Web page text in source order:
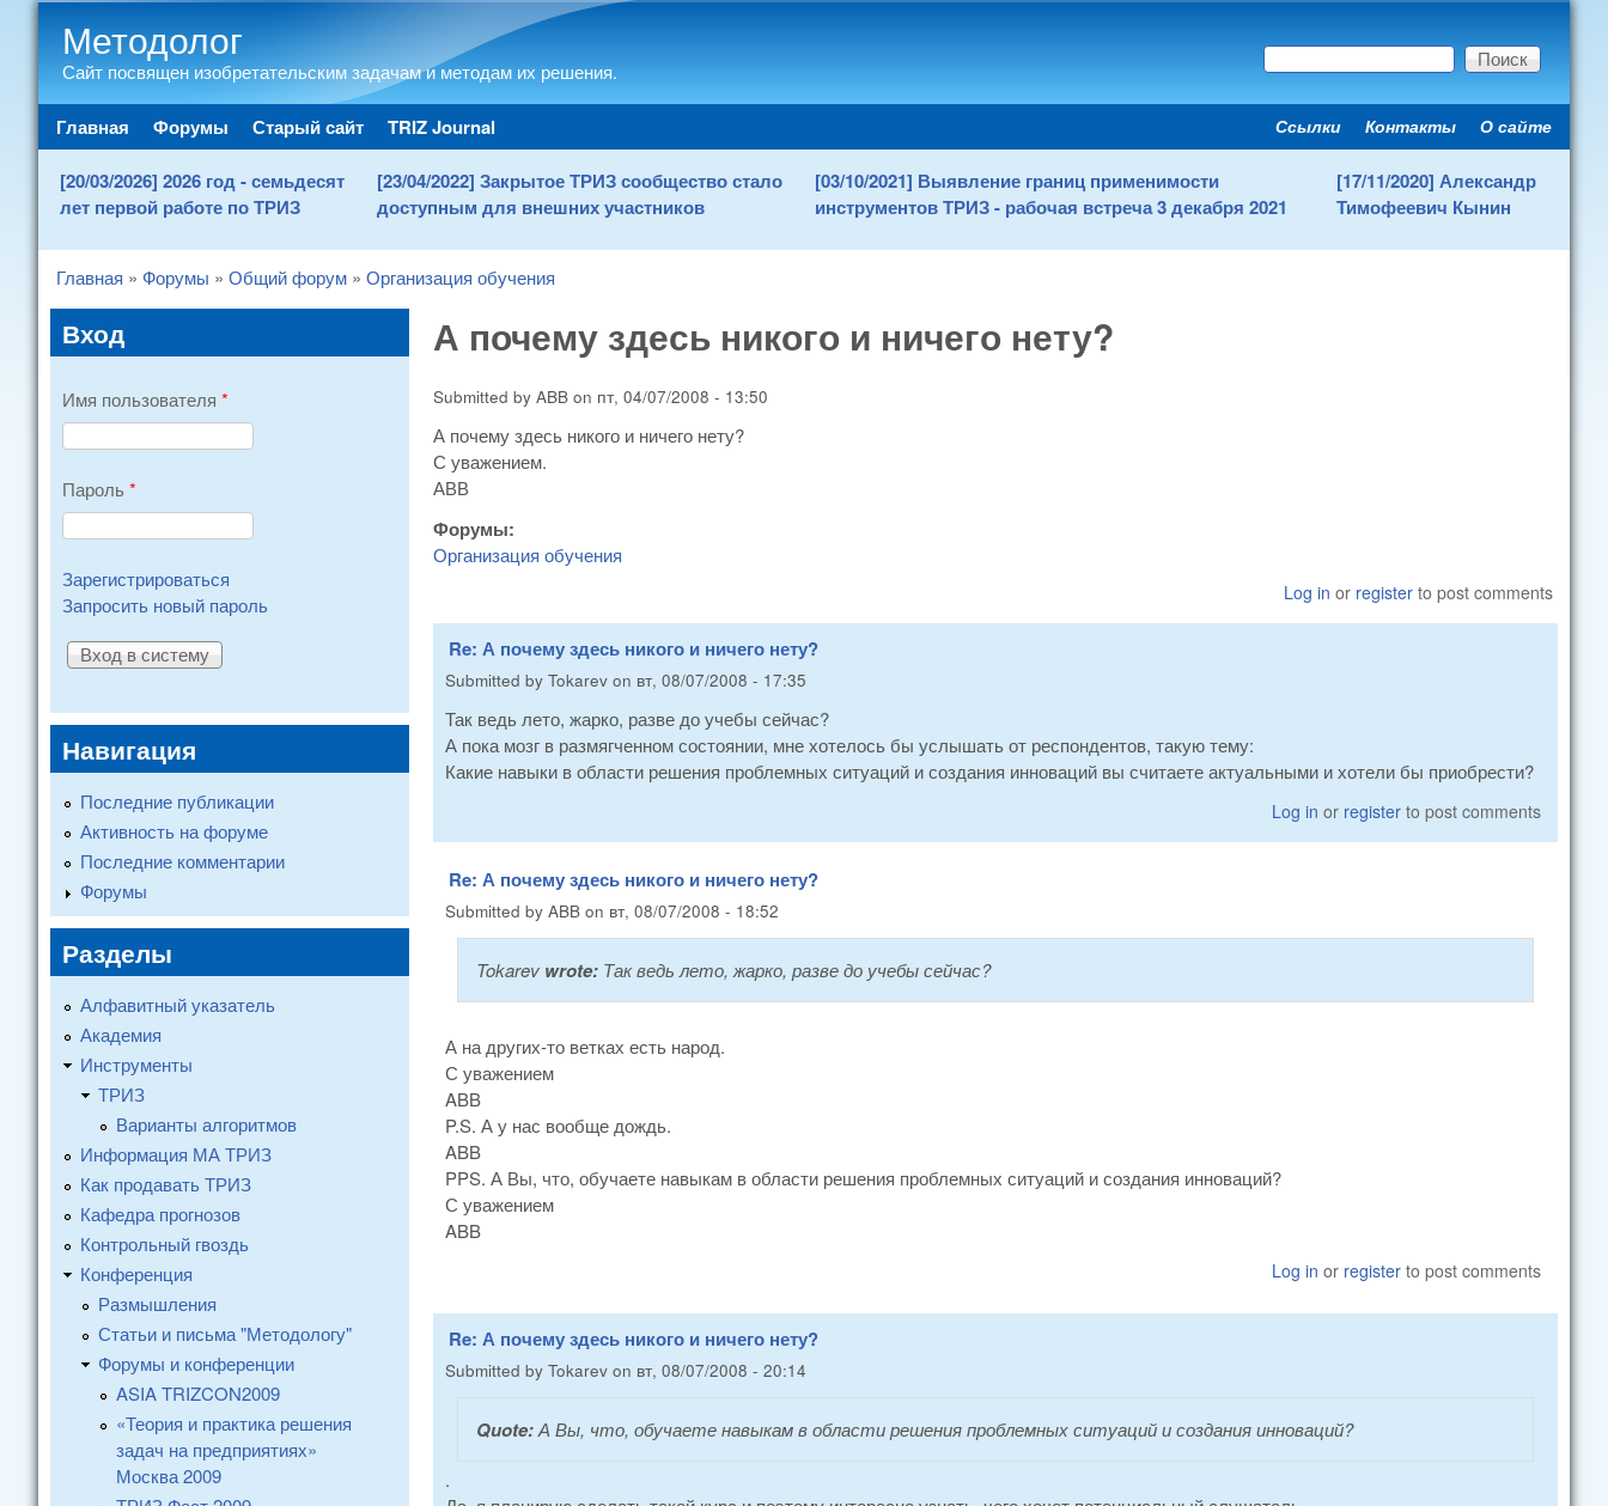
Методолог
Сайт посвящен изобретательским задачам и методам их решения. Форма поиска
Поиск
Main menu
Главная Форумы Старый сайт TRIZ Journal Secondary menu
Ссылки Контакты О сайте
[20/03/2026] 2026 год - семьдесят
лет первой работе по ТРИЗ
[23/04/2022] Закрытое ТРИЗ сообщество стало
доступным для внешних участников
[03/10/2021] Выявление границ применимости
инструментов ТРИЗ - рабочая встреча 3 декабря 2021
[17/11/2020] Александр
Тимофеевич Кынин
You are here
Главная » Форумы » Общий форум » Организация обучения
А почему здесь никого и ничего нету?
Submitted by ABB on пт, 04/07/2008 - 13:50
А почему здесь никого и ничего нету?
С уважением.
АВВ
Форумы:
Организация обучения
Log in or register to post comments
Re: А почему здесь никого и ничего нету?
Submitted by Tokarev on вт, 08/07/2008 - 17:35
Так ведь лето, жарко, разве до учебы сейчас?
А пока мозг в размягченном состоянии, мне хотелось бы услышать от респондентов, такую тему:
Какие навыки в области решения проблемных ситуаций и создания инноваций вы считаете актуальными и хотели бы приобрести?
Log in or register to post comments
Re: А почему здесь никого и ничего нету?
Submitted by ABB on вт, 08/07/2008 - 18:52
Tokarev wrote: Так ведь лето, жарко, разве до учебы сейчас?
А на других-то ветках есть народ.
С уважением
ABB
P.S. А у нас вообще дождь.
ABB
PPS. А Вы, что, обучаете навыкам в области решения проблемных ситуаций и создания инноваций?
С уважением
ABB
Log in or register to post comments
Re: А почему здесь никого и ничего нету?
Submitted by Tokarev on вт, 08/07/2008 - 20:14
Quote:А Вы, что, обучаете навыкам в области решения проблемных ситуаций и создания инноваций?
.
Вход
Имя пользователя *
Пароль *
Зарегистрироваться
Запросить новый пароль
Навигация
Последние публикации
Активность на форуме
Последние комментарии
Форумы
Разделы
Алфавитный указатель
Академия
Инструменты
ТРИЗ
Варианты алгоритмов
Информация МА ТРИЗ
Как продавать ТРИЗ
Кафедра прогнозов
Контрольный гвоздь
Конференция
Размышления
Статьи и письма "Методологу"
Форумы и конференции
ASIA TRIZCON2009
«Теория и практика решения
задач на предприятиях»
Москва 2009